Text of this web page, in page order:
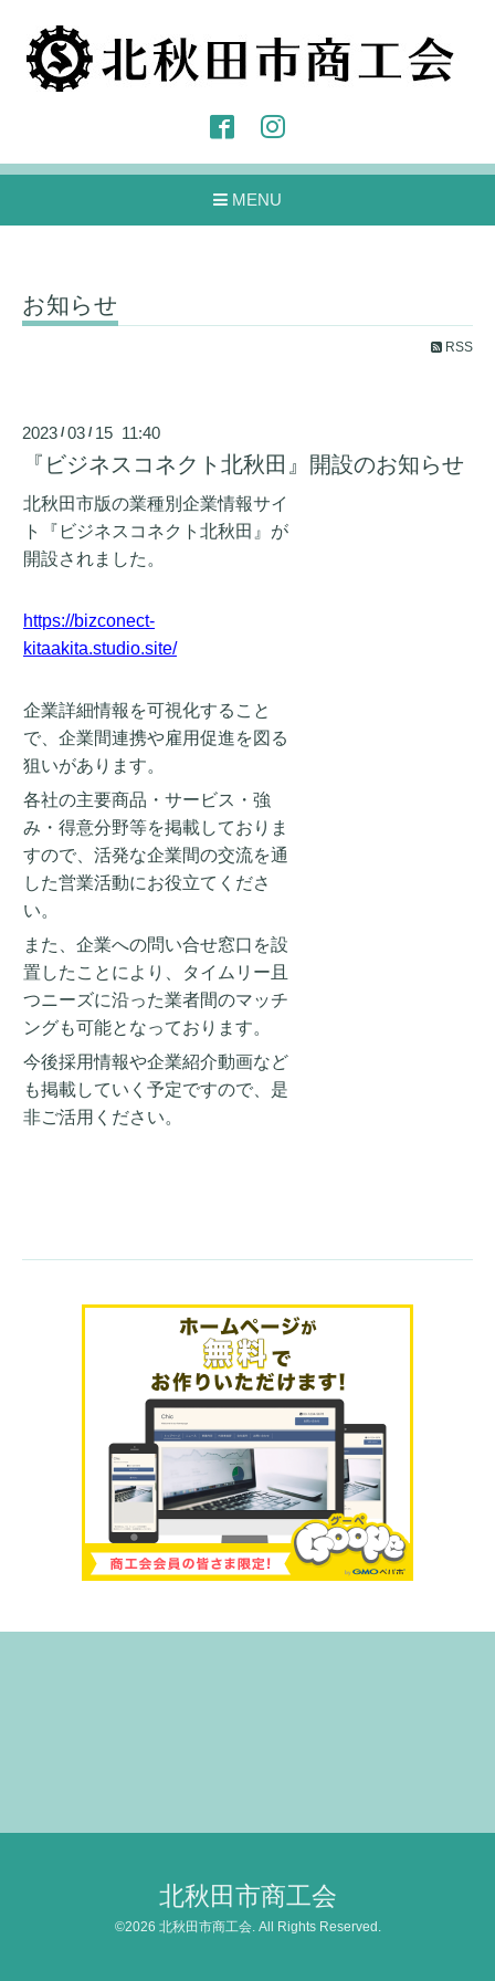
MENU
お知らせ
RSS
2023 /03 / 15 11:40
『ビジネスコネクト北秋田』開設のお知らせ
北秋田市版の業種別企業情報サイ
ト『ビジネスコネクト北秋田』が
開設されました。
https://bizconect-
kitaakita.studio.site/
企業詳細情報を可視化すること
で、企業間連携や雇用促進を図る
狙いがあります。
各社の主要商品・サービス・強
み・得意分野等を掲載しておりま
すので、活発な企業間の交流を通
した営業活動にお役立てくださ
い。
また、企業への問い合せ窓口を設
置したことにより、タイムリー且
つニーズに沿った業者間のマッチ
ングも可能となっております。
今後採用情報や企業紹介動画など
も掲載していく予定ですので、是
非ご活用ください。
北秋田市商工会
©2026 北秋田市商工会. All Rights Reserved.